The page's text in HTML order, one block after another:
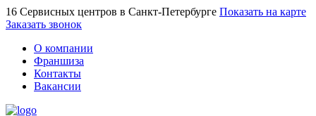
16 Сервисных центров в Санкт-Петербурге Показать на карте
Заказать звонок
О компании
Франшиза
Контакты
Вакансии